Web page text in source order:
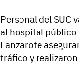
Personal del SUC
al hospital público
Lanzarote
tráfico y